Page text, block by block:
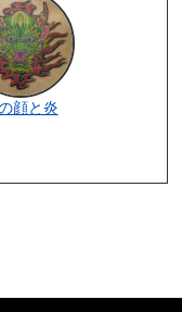
顔と炎